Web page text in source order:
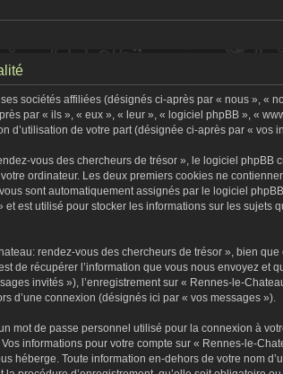
sociétés affiliées (désignés ci-après par « nous », «
par « ils », « eux », « leur », « logiciel phpBB », «
d’utilisation de votre part (désignée ci-après par « vos
vous des chercheurs de trésor », le logiciel phpBB
ordinateur. Les deux premiers cookies ne
sont automatiquement assignés par le logiciel
est utilisé pour stocker les informations sur les sujets
rendez-vous des chercheurs de trésor », bien
de récupérer l’information que vous nous envoyez et
invités »), l’enregistrement sur « Rennes-le-
d’une connexion (désignés ici par « vos messages »).
mot de passe personnel utilisé pour la connexion à
informations pour votre compte sur « Rennes-le-
Toute information en-dehors de votre nom